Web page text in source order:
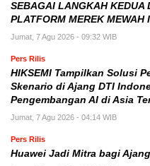
SEBAGAI LANGKAH KEDUA
PLATFORM MEREK MEWAH
Jumat, 7 Agu 2026 - 09:32 WIB
Pers Rilis
HIKSEMI Tampilkan Solusi
Skenario di Ajang DTI
Pengembangan AI di Asia
Jumat, 7 Agu 2026 - 04:14 WIB
Pers Rilis
Huawei Jadi Mitra bagi